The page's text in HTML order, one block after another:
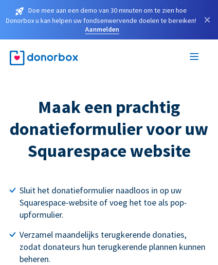
Doe mee aan een demo van 30 minuten om te zien hoe
Donorbox u kan helpen uw fondsenwervende doelen te bereiken!
Aanmelden
×
Maak een prachtig
donatieformulier voor uw
Squarespace website
Sluit het donatieformulier naadloos in op uw
Squarespace-website of voeg het toe als pop-
upformulier.
Verzamel maandelijks terugkerende donaties,
zodat donateurs hun terugkerende plannen kunnen
beheren.